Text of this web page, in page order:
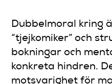
Dubbelmoral kring
“tjejkomiker” och
bokningar och
konkreta hindren.
motsvarighet för